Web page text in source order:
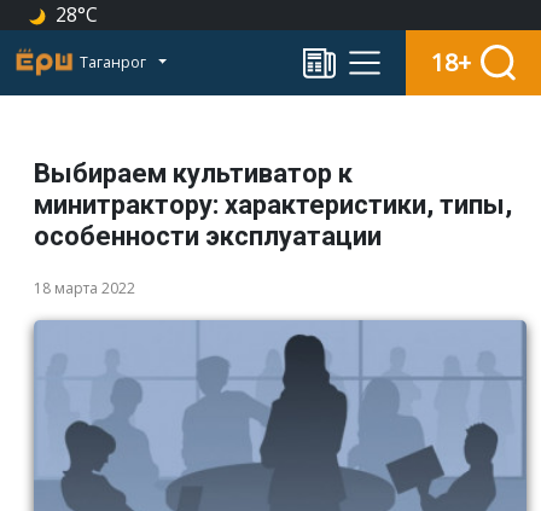
28°C
Таганрог 18+
Выбираем культиватор к
минитрактору: характеристики, типы,
особенности эксплуатации
18 марта 2022